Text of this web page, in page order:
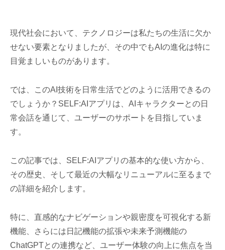
現代社会において、テクノロジーは私たちの生活に欠か
せない要素となりましたが、その中でもAIの進化は特に
目覚ましいものがあります。
では、このAI技術を日常生活でどのように活用できるの
でしょうか？SELF:AIアプリは、AIキャラクターとの日
常会話を通じて、ユーザーのサポートを目指していま
す。
この記事では、SELF:AIアプリの基本的な使い方から、
その歴史、そして最近の大幅なリニューアルに至るまで
の詳細を紹介します。
特に、直感的なナビゲーションや親密度を可視化する新
機能、さらには日記機能の拡張や未来予測機能の
ChatGPTとの連携など、ユーザー体験の向上に焦点を当